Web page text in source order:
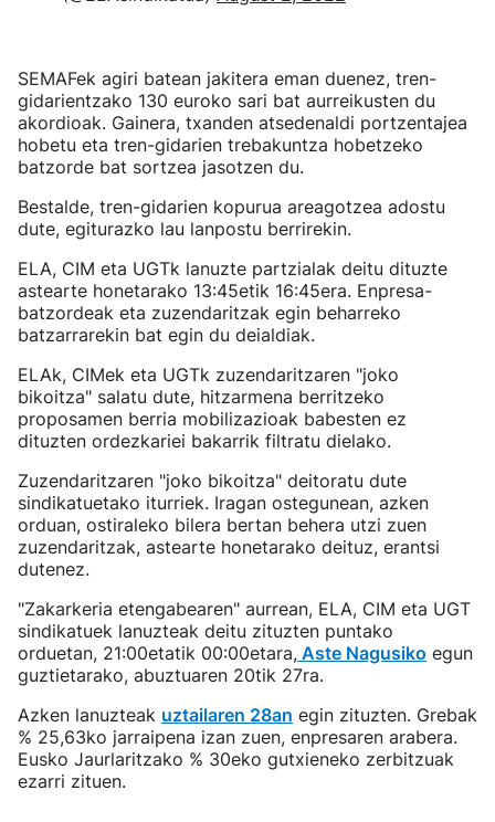
SEMAFek agiri batean jakitera eman duenez, tren-
gidarientzako 130 euroko sari bat aurreikusten du
akordioak. Gainera, txanden atsedenaldi portzentajea
hobetu eta tren-gidarien trebakuntza hobetzeko
batzorde bat sortzea jasotzen du.
Bestalde, tren-gidarien kopurua areagotzea adostu
dute, egiturazko lau lanpostu berrirekin.
ELA, CIM eta UGTk lanuzte partzialak deitu dituzte
astearte honetarako 13:45etik 16:45era. Enpresa-
batzordeak eta zuzendaritzak egin beharreko
batzarrarekin bat egin du deialdiak.
ELAk, CIMek eta UGTk zuzendaritzaren "joko
bikoitza" salatu dute, hitzarmena berritzeko
proposamen berria mobilizazioak babesten ez
dituzten ordezkariei bakarrik filtratu dielako.
Zuzendaritzaren "joko bikoitza" deitoratu dute
sindikatuetako iturriek. Iragan ostegunean, azken
orduan, ostiraleko bilera bertan behera utzi zuen
zuzendaritzak, astearte honetarako deituz, erantsi
dutenez.
"Zakarkeria etengabearen" aurrean, ELA, CIM eta UGT
sindikatuek lanuzteak deitu zituzten puntako
orduetan, 21:00etatik 00:00etara, Aste Nagusiko egun
guztietarako, abuztuaren 20tik 27ra.
Azken lanuzteak uztailaren 28an egin zituzten. Grebak
% 25,63ko jarraipena izan zuen, enpresaren arabera.
Eusko Jaurlaritzako % 30eko gutxieneko zerbitzuak
ezarri zituen.